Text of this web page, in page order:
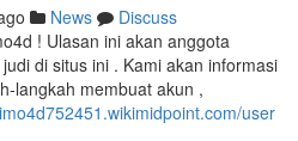
News
Discuss
! Ulasan ini akan anggota
di situs ini . Kami akan informasi
langkah membuat akun ,
user